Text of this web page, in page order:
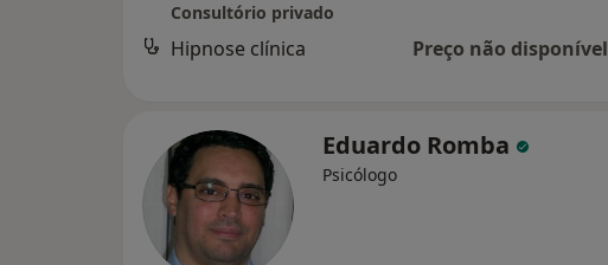
Consultório privado
Hipnose clínica Preço não disponível
Eduardo Romba
Psicólogo